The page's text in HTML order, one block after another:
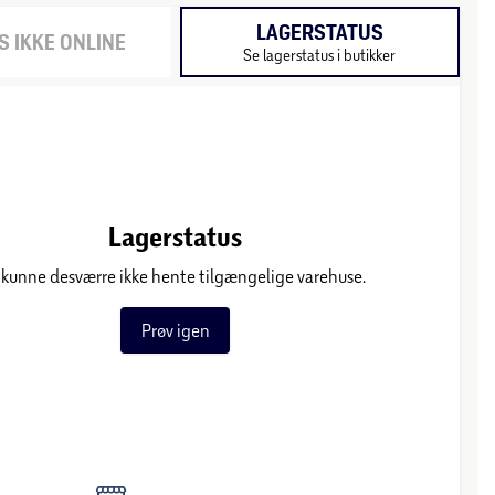
IKKE ONLINE LAGERSTATUS
Se lagerstatus i butikker
Lagerstatus
kunne desværre ikke hente tilgængelige varehuse.
Prøv igen